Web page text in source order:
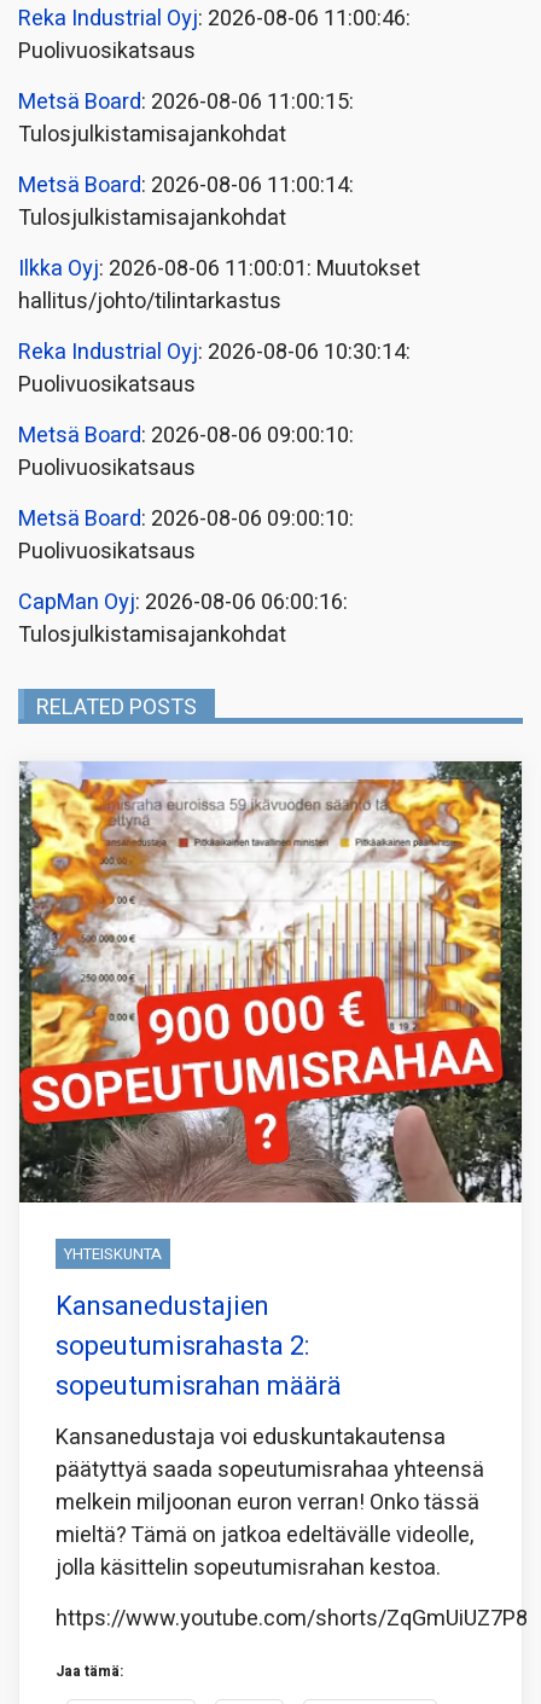
Reka Industrial Oyj: 2026-08-06 11:00:46:
Puolivuosikatsaus
Metsä Board: 2026-08-06 11:00:15:
Tulosjulkistamisajankohdat
Metsä Board: 2026-08-06 11:00:14:
Tulosjulkistamisajankohdat
Ilkka Oyj: 2026-08-06 11:00:01: Muutokset
hallitus/johto/tilintarkastus
Reka Industrial Oyj: 2026-08-06 10:30:14:
Puolivuosikatsaus
Metsä Board: 2026-08-06 09:00:10:
Puolivuosikatsaus
Metsä Board: 2026-08-06 09:00:10:
Puolivuosikatsaus
CapMan Oyj: 2026-08-06 06:00:16:
Tulosjulkistamisajankohdat
RELATED POSTS
YHTEISKUNTA
Kansanedustajien
sopeutumisrahasta 2:
sopeutumisrahan määrä
Kansanedustaja voi eduskuntakautensa
päätyttyä saada sopeutumisrahaa yhteensä
melkein miljoonan euron verran! Onko tässä
mieltä? Tämä on jatkoa edeltävälle videolle,
jolla käsittelin sopeutumisrahan kestoa.
https://www.youtube.com/shorts/ZqGmUiUZ7P8
Jaa tämä: